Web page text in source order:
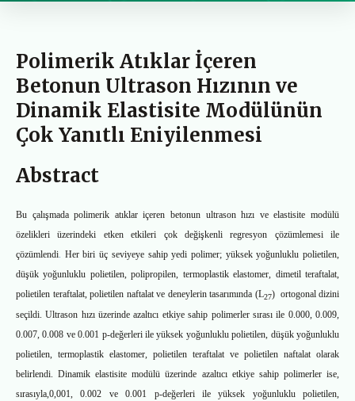
Polimerik Atıklar İçeren
Betonun Ultrason Hızının ve
Dinamik Elastisite Modülünün
Çok Yanıtlı Eniyilenmesi
Abstract
Bu çalışmada polimerik atıklar içeren betonun ultrason hızı ve elastisite modülü
özelikleri üzerindeki etken etkileri çok değişkenli regresyon çözümlemesi ile
çözümlendi. Her biri üç seviyeye sahip yedi polimer; yüksek yoğunluklu polietilen,
düşük yoğunluklu polietilen, polipropilen, termoplastik elastomer, dimetil teraftalat,
polietilen teraftalat, polietilen naftalat ve deneylerin tasarımında (L27) ortogonal dizini
seçildi. Ultrason hızı üzerinde azaltıcı etkiye sahip polimerler sırası ile 0.000, 0.009,
0.007, 0.008 ve 0.001 p‑değerleri ile yüksek yoğunluklu polietilen, düşük yoğunluklu
polietilen, termoplastik elastomer, polietilen teraftalat ve polietilen naftalat olarak
belirlendi. Dinamik elastisite modülü üzerinde azaltıcı etkiye sahip polimerler ise,
sırasıyla,0,001, 0.002 ve 0.001 p‑değerleri ile yüksek yoğunluklu polietilen,